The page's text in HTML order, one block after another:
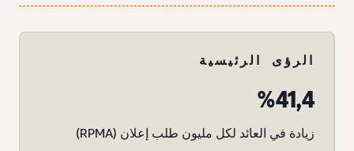
الرؤى الرئيسية
41,4‏%
زيادة في العائد لكل مليون طلب إعلان (RPMA)